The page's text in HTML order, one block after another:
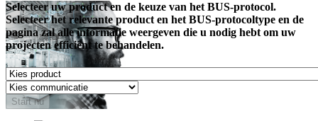
Selecteer uw product en de keuze van het BUS-protocol.
Selecteer het relevante product en het BUS-protocoltype en de
pagina zal alle informatie weergeven die u nodig hebt om uw
projecten efficiënt te behandelen.
Start nu